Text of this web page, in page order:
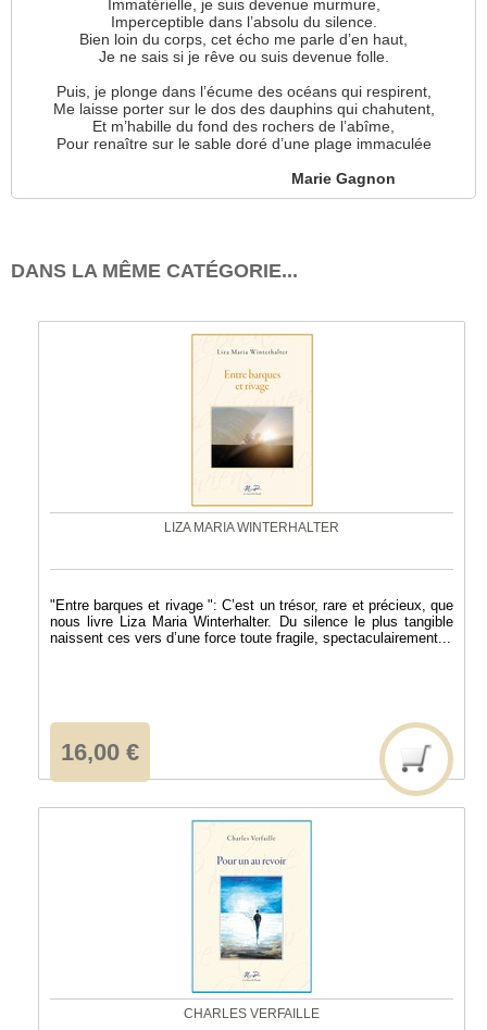
Immatérielle, je suis devenue murmure,
Imperceptible dans l’absolu du silence.
Bien loin du corps, cet écho me parle d’en haut,
Je ne sais si je rêve ou suis devenue folle.
Puis, je plonge dans l’écume des océans qui respirent,
Me laisse porter sur le dos des dauphins qui chahutent,
Et m’habille du fond des rochers de l’abîme,
Pour renaître sur le sable doré d’une plage immaculée
Marie Gagnon
DANS LA MÊME CATÉGORIE...
LIZA MARIA WINTERHALTER
"Entre barques et rivage ": C’est un trésor, rare et précieux, que
nous livre Liza Maria Winterhalter. Du silence le plus tangible
naissent ces vers d’une force toute fragile, spectaculairement...
16,00 €
CHARLES VERFAILLE